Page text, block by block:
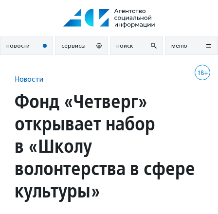
новости сервисы поиск меню
18+
Новости
Фонд «Четверг»
открывает набор
в «Школу
волонтерства в сфере
культуры»